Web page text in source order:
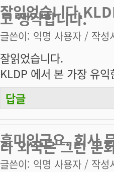
잘읽었습니다
고 생각합니다.
글쓴이: 익명 사용자 / 작성
잘읽었습니다.
KLDP 에서 본 가장 유
답글
흥미있군요. 회사
라 외국은 그런 문
글쓴이: 익명 사용자 / 작성